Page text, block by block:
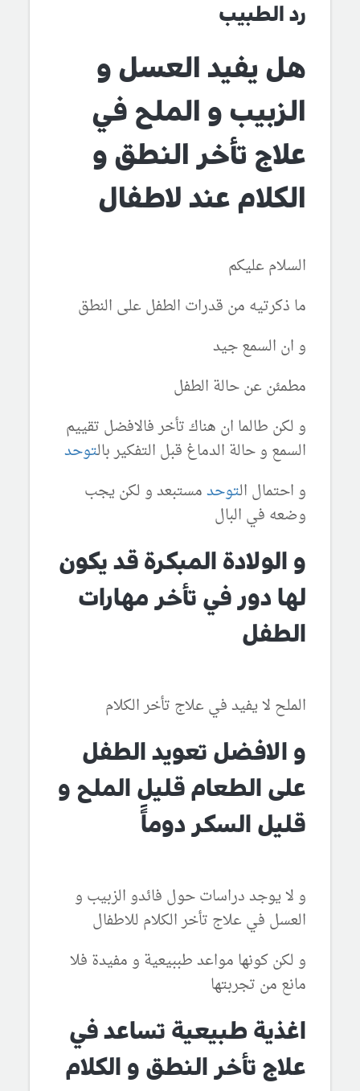
رد الطبيب
هل يفيد العسل و
الزبيب و الملح في
علاج تأخر النطق و
الكلام عند لاطفال
السلام عليكم
ما ذكرتيه من قدرات الطفل على النطق
و ان السمع جيد
مطمئن عن حالة الطفل
و لكن طالما ان هناك تأخر فالافضل تقييم
السمع و حالة الدماغ قبل التفكير بالتوحد
و احتمال التوحدمستبعد و لكن يجب
وضعه في البال
و الولادة المبكرة قد يكون
لها دور في تأخر مهارات
الطفل
الملح لا يفيد في علاج تأخر الكلام
و الافضل تعويد الطفل
على الطعام قليل الملح و
قليل السكر دوماًَ
و لا يوجد دراسات حول فائدو الزبيب و
العسل في علاج تأخر الكلام للاطفال
و لكن كونها مواعد طببيعية و مفيدة فلا
مانع من تجربتها
اغذية طبيعية تساعد في
علاج تأخر النطق و الكلام